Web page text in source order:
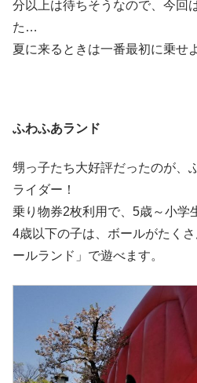
分以上は待ちそうなので、今回
た…
夏に来るときは一番最初に乗せ
ふわふあランド
甥っ子たち大好評だったのが、
ライダー！
乗り物券2枚利用で、5歳～小学
4歳以下の子は、ボールがたく
ールランド」で遊べます。